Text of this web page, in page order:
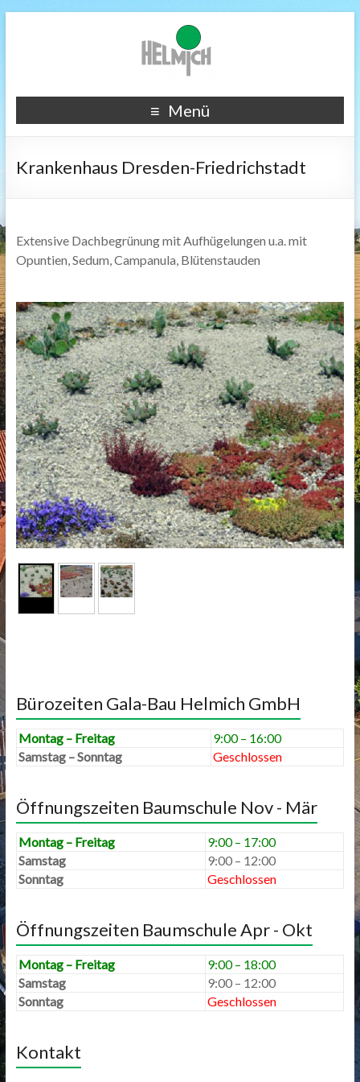
Menü
Krankenhaus Dresden-Friedrichstadt
Extensive Dachbegrünung mit Aufhügelungen u.a. mit
Opuntien, Sedum, Campanula, Blütenstauden
Bürozeiten Gala-Bau Helmich GmbH
Montag – Freitag
9:00 – 16:00
Samstag – Sonntag
Geschlossen
Öffnungszeiten Baumschule Nov - Mär
Montag – Freitag
9:00 – 17:00
Samstag
9:00 – 12:00
Sonntag
Geschlossen
Öffnungszeiten Baumschule Apr - Okt
Montag – Freitag
9:00 – 18:00
Samstag
9:00 – 12:00
Sonntag
Geschlossen
Kontakt